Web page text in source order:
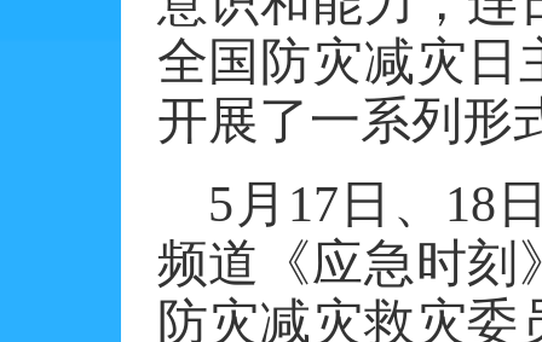
全国防灾减灾日
开展了一系列形
5 月 17 日、 18
频道《应急时刻
防灾减灾救灾